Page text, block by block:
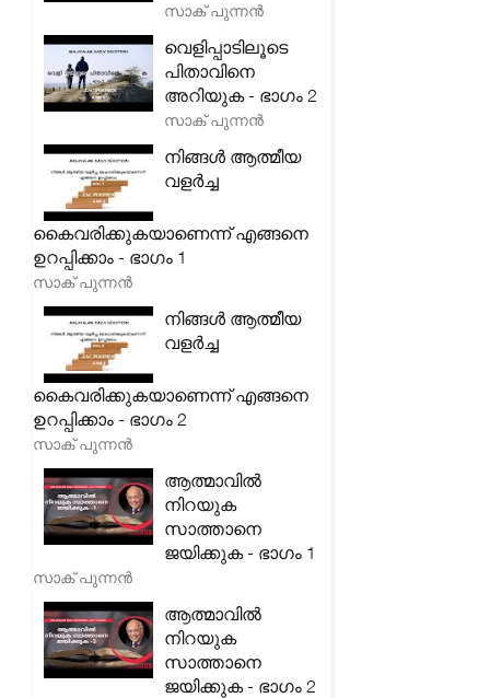
സാക് പുന്നൻ
വെളിപ്പാടിലൂടെ
പിതാവിനെ
അറിയുക - ഭാഗം 2
സാക് പുന്നൻ
നിങ്ങൾ ആത്മീയ
വളർച്ച
കൈവരിക്കുകയാണെന്ന് എങ്ങനെ
ഉറപ്പിക്കാം - ഭാഗം 1
സാക് പുന്നൻ
നിങ്ങൾ ആത്മീയ
വളർച്ച
കൈവരിക്കുകയാണെന്ന് എങ്ങനെ
ഉറപ്പിക്കാം - ഭാഗം 2
സാക് പുന്നൻ
ആത്മാവിൽ
നിറയുക
സാത്താനെ
ജയിക്കുക - ഭാഗം 1
സാക് പുന്നൻ
ആത്മാവിൽ
നിറയുക
സാത്താനെ
ജയിക്കുക - ഭാഗം 2